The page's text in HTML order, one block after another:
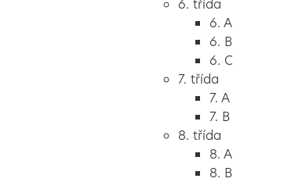
6. třída
6. A
6. B
6. C
7. třída
7. A
7. B
8. třída
8. A
8. B